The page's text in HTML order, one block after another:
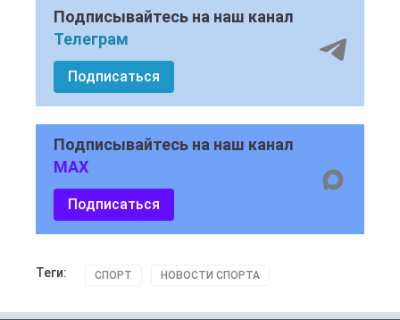
Подписывайтесь на наш канал
Телеграм
Подписаться
Подписывайтесь на наш канал
MAX
Подписаться
Теги: СПОРТ НОВОСТИ СПОРТА